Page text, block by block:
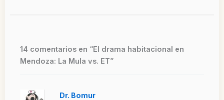
14 comentarios en “El drama habitacional en
Mendoza: La Mula vs. ET”
Dr. Bomur